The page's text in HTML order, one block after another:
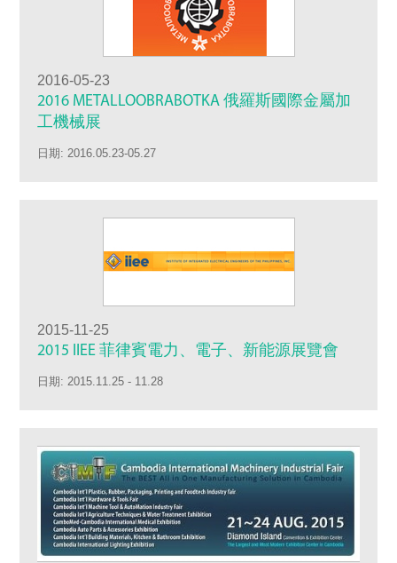
2016-05-23
2016 METALLOOBRABOTKA 俄羅斯國際金屬加
工機械展
日期: 2016.05.23-05.27
2015-11-25
2015 IIEE 菲律賓電力、電子、新能源展覽會
日期: 2015.11.25 - 11.28